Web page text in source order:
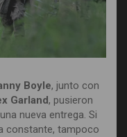
Boyle, junto con
Garland, pusieron
nueva entrega. Si
constante, tampoco